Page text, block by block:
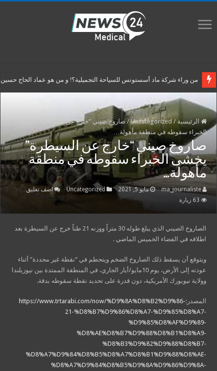
من وراء شركة ماد أسستونس للسياحة التجميلية؟! و من هو عماد الحاج حسين
الرئيسية /
Uncategorized
/ صاروخ صيني “خارج عن السيطرة” يخشى
الخبراء سقوطه في منطقة مأهولة…
صاروخ صيني “خارج عن السيطرة”
يخشى الخبراء سقوطه في منطقة
مأهولة…
ma_journaliste مايو 5, 2021 Uncategorized
اضف تعليق
63 زيارة
الصاروخ الصيني الذي يبلغ طوله 30 متراً ووزنه 21 طناً خرج عن السيطرة بعد
اطلاقه في الفضاء الخميس الماضي .
ويتوقع أن يسقط ذلك الصاروخ الضخم ويتحطم في “نقطة غير محددة” أثناء
عودته إلى الأرض، يوم 10مايو/أيار الجاري، في المنطقة الممتدة بين نيوزيلندا
وولاية نيويورك الأمريكية، دون قدرة على تحديد نقطة سقوطه بدقة.
المصدر:https://www.trtarabi.com/now/%D9%8A%D8%B2%D9%86-
21-%D8%B7%D9%86%D8%A7-%D9%85%D8%A7-
%D9%85%D8%AF%D9%89-
%D8%AE%D8%B7%D9%88%D8%B1%D8%A9-
%D8%B3%D9%82%D9%88%D8%B7-
%D8%A7%D9%84%D8%B5%D8%A7%D8%B1%D9%88%D8%AE-
%D8%A7%D9%84%D8%B5%D9%8A%D9%86%D9%8A-